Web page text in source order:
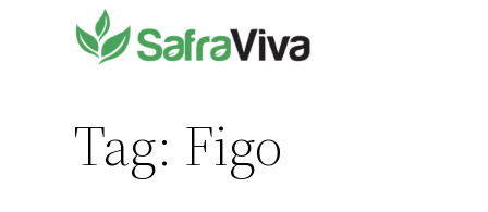
Tag: Figo